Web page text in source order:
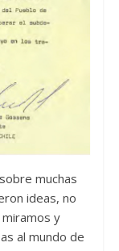
muchas
ideas, no
y
al mundo de